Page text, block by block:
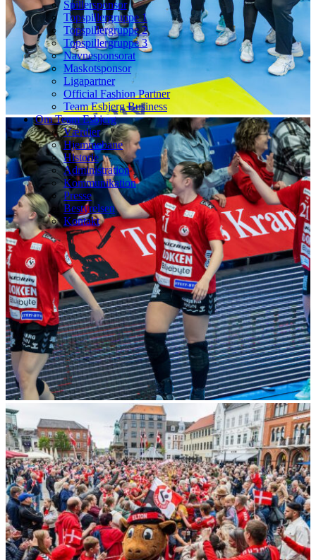
Spillersponsor
Topspillergruppe 1
Topspillergruppe 2
Topspillergruppe 3
Navnesponsorat
Maskotsponsor
Ligapartner
Official Fashion Partner
Team Esbjerg Business
Om Team Esbjerg
Værdier
Hjemmebane
Historie
Administration
Kommunikation
Presse
Bestyrelsen
Kontakt